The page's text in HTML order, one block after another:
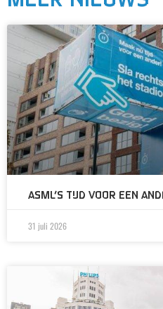
ASML’S TIJD VOOR EEN
31 juli 2026